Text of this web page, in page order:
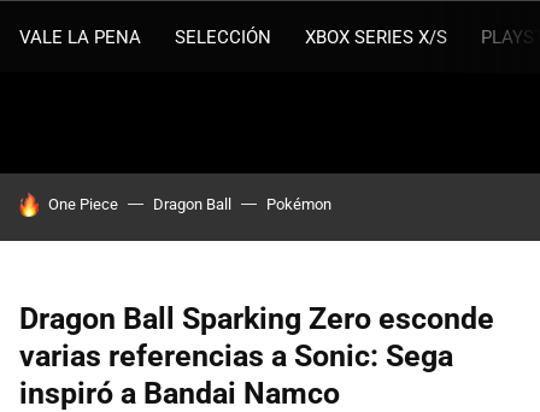
VALE LA PENA SELECCIÓN XBOX SERIES X/S
HOY SE HABLA DE
One Piece Dragon Ball Pokémon
Dragon Ball Sparking Zero esconde
varias referencias a Sonic: Sega
inspiró a Bandai Namco